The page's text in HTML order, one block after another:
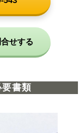
せする
書類